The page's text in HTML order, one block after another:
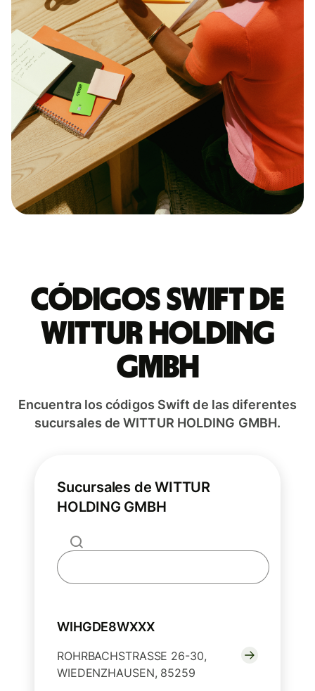
Códigos Swift de
WITTUR HOLDING
GMBH
Encuentra los códigos Swift de las diferentes
sucursales de WITTUR HOLDING GMBH.
Sucursales de WITTUR
HOLDING GMBH
WIHGDE8WXXX
ROHRBACHSTRASSE 26-30,
WIEDENZHAUSEN, 85259